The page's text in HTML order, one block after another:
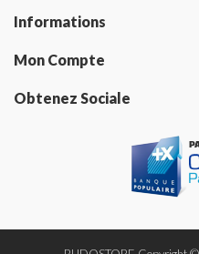
Informations
Mon Compte
Obtenez Sociale